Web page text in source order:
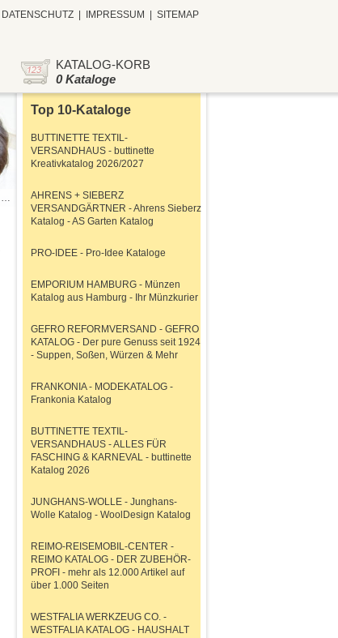
DATENSCHUTZ IMPRESSUM SITEMAP
KATALOG-KORB
0 Kataloge
Top 10-Kataloge
BUTTINETTE TEXTIL-
VERSANDHAUS - buttinette
Kreativkatalog 2026/2027
AHRENS + SIEBERZ
VERSANDGÄRTNER - Ahrens Sieberz
Katalog - AS Garten Katalog
PRO-IDEE - Pro-Idee Kataloge
EMPORIUM HAMBURG - Münzen
Katalog aus Hamburg - Ihr Münzkurier
GEFRO REFORMVERSAND - GEFRO
KATALOG - Der pure Genuss seit 1924
- Suppen, Soßen, Würzen & Mehr
FRANKONIA - MODEKATALOG -
Frankonia Katalog
BUTTINETTE TEXTIL-
VERSANDHAUS - ALLES FÜR
FASCHING & KARNEVAL - buttinette
Katalog 2026
JUNGHANS-WOLLE - Junghans-
Wolle Katalog - WoolDesign Katalog
REIMO-REISEMOBIL-CENTER -
REIMO KATALOG - DER ZUBEHÖR-
PROFI - mehr als 12.000 Artikel auf
über 1.000 Seiten
WESTFALIA WERKZEUG CO. -
WESTFALIA KATALOG - HAUSHALT